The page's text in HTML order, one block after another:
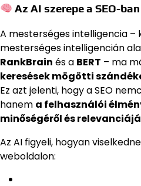
Az AI szerepe a SEO-ban
A mesterséges intelligencia –
mesterséges intelligencián
RankBrain és a BERT – ma
keresések mögötti
Ez azt jelenti, hogy a SEO
hanem a felhasználói
minőségéről és
Az AI figyeli, hogyan
weboldalon: